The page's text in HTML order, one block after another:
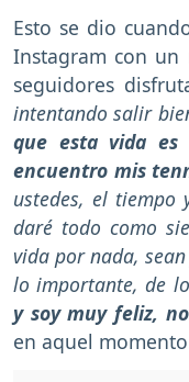
Esto se dio
Instagram con un
seguidores
intentando salir
que esta vida
encuentro mis
ustedes, el tiempo
daré todo como
vida por nada,
lo importante, de
y soy muy feliz,
en aquel